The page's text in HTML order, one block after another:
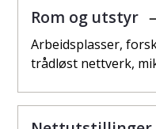
Rom og utstyr
Arbeidsplasser,
trådløst nettverk,